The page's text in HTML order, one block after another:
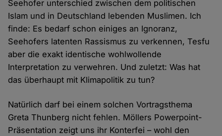
Seehofer unterschied zwischen dem politischen
Islam und in Deutschland lebenden Muslimen. Ich
finde: Es bedarf schon einiges an Ignoranz,
Seehofers latenten Rassismus zu verkennen, Tesfu
aber die exakt identische wohlwollende
Interpretation zu verwehren. Und zuletzt: Was hat
das überhaupt mit Klimapolitik zu tun?
Natürlich darf bei einem solchen Vortragsthema
Greta Thunberg nicht fehlen. Möllers Powerpoint-
Präsentation zeigt uns ihr Konterfei – wohl den